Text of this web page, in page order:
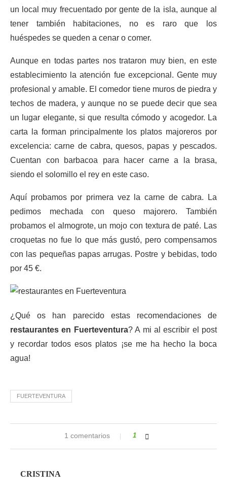
un local muy frecuentado por gente de la isla, aunque al
tener también habitaciones, no es raro que los
huéspedes se queden a cenar o comer.
Aunque en todas partes nos trataron muy bien, en este
establecimiento la atención fue excepcional. Gente muy
profesional y amable. El comedor tiene muros de piedra y
techos de madera, y aunque no se puede decir que sea
un lugar elegante, si que resulta cómodo y acogedor. La
carta la forman principalmente los platos majoreros por
excelencia: carne de cabra, quesos, papas y pescados.
Cuentan con barbacoa para hacer carne a la brasa,
siendo el solomillo el rey en este caso.
Aquí probamos por primera vez la carne de cabra. La
pedimos mechada con queso majorero. También
probamos el almogrote, un mojo con textura de paté. Las
croquetas no fue lo que más gustó, pero compensamos
con las pequeñas papas arrugas. Postre y bebidas, todo
por 45 €.
¿Qué os han parecido estas recomendaciones de
restaurantes en Fuerteventura? A mi al escribir el post
y recordar todos esos platos ¡se me ha hecho la boca
agua!
FUERTEVENTURA
1 comentarios 1
CRISTINA